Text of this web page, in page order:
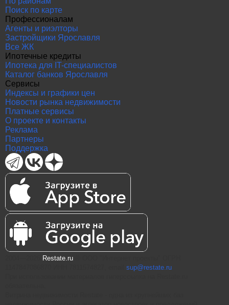
Поиск по карте
Профессионалам
Агенты и риэлторы
Застройщики Ярославля
Все ЖК
Ипотечные кредиты
Ипотека для IT-специалистов
Каталог банков Ярославля
Сервисы
Индексы и графики цен
Новости рынка недвижимости
Платные сервисы
О проекте и контакты
Реклама
Партнеры
Поддержка
Restate.ru
sup@restate.ru